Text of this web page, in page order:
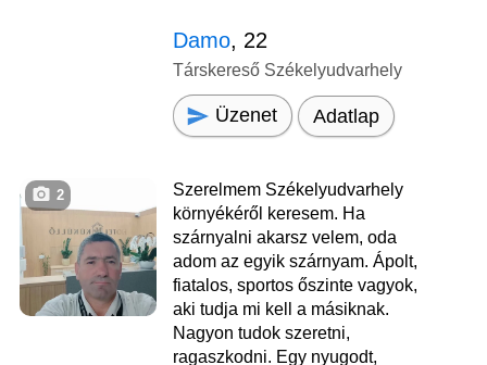
Damo, 22
Társkereső Székelyudvarhely
Üzenet Adatlap
2
Szerelmem Székelyudvarhely
környékéről keresem. Ha
szárnyalni akarsz velem, oda
adom az egyik szárnyam. Ápolt,
fiatalos, sportos őszinte vagyok,
aki tudja mi kell a másiknak.
Nagyon tudok szeretni,
ragaszkodni. Egy nyugodt,